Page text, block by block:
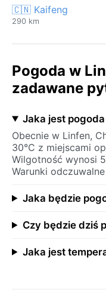
🇨🇳 Kaifeng
290 km
Pogoda w
zadawane
Jaka jest
Obecnie w Linfen,
30°C z miejscami
Wilgotność wynosi
Warunki
Jaka będzie
Czy będzie dziś
Jaka jest